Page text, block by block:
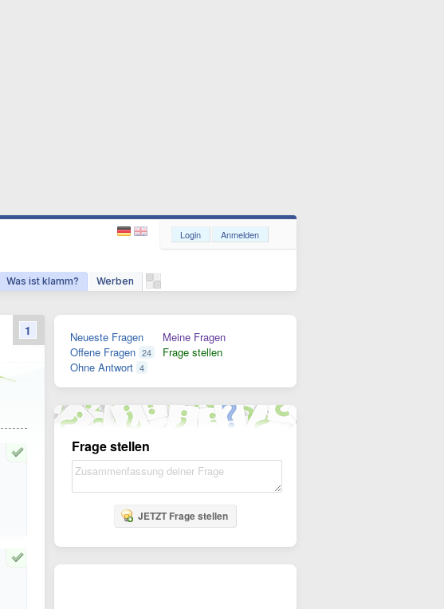
Was ist klamm? Werben
Login Anmelden
1
Neueste Fragen
Offene Fragen 24
Ohne Antwort 4
Meine Fragen
Frage stellen
Frage stellen
JETZT Frage stellen